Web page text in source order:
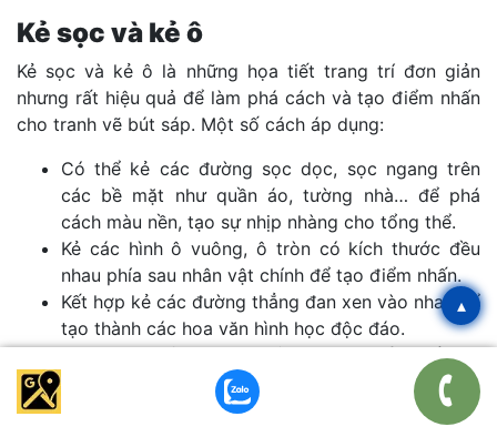
Kẻ sọc và kẻ ô
Kẻ sọc và kẻ ô là những họa tiết trang trí đơn giản
nhưng rất hiệu quả để làm phá cách và tạo điểm nhấn
cho tranh vẽ bút sáp. Một số cách áp dụng:
Có thể kẻ các đường sọc dọc, sọc ngang trên
các bề mặt như quần áo, tường nhà… để phá
cách màu nền, tạo sự nhịp nhàng cho tổng thể.
Kẻ các hình ô vuông, ô tròn có kích thước đều
nhau phía sau nhân vật chính để tạo điểm nhấn.
Kết hợp kẻ các đường thẳng đan xen vào nhau để
tạo thành các hoa văn hình học độc đáo.
Dùng màu sắc tương phản với màu nền để làm
nổi bật các họa tiết kẻ sọc, kẻ ô.
Chú ý kẻ các đường thẳng song song với nhau để
▴